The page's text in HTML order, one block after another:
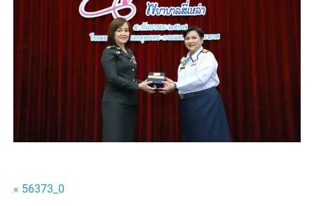
แนะแนว
« 56373_0